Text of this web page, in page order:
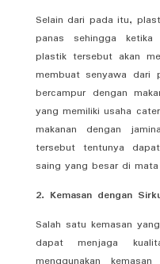
Selain dari pada itu,
panas sehingga
plastik tersebut akan
membuat senyawa dari
bercampur dengan
yang memiliki usaha
makanan dengan
tersebut tentunya
saing yang besar di
2. Kemasan dengan
Salah satu kemasan
dapat menjaga